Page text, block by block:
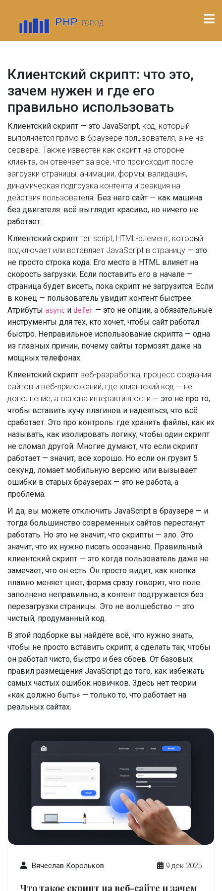
Клиентский скрипт: что это,
зачем нужен и где его
правильно использовать
Клиентский скрипт — это JavaScript, код, который
выполняется прямо в браузере пользователя, а не на
сервере . Также известен как скрипт на стороне
клиента, он отвечает за всё, что происходит после
загрузки страницы: анимации, формы, валидация,
динамическая подгрузка контента и реакция на
действия пользователя. Без него сайт — как машина
без двигателя: всё выглядит красиво, но ничего не
работает.
Клиентский скрипт тег script, HTML-элемент, который
подключает или вставляет JavaScript в страницу — это
не просто строка кода. Его место в HTML влияет на
скорость загрузки. Если поставить его в начале —
страница будет висеть, пока скрипт не загрузится. Если
в конец — пользователь увидит контент быстрее.
Атрибуты async и defer — это не опции, а обязательные
инструменты для тех, кто хочет, чтобы сайт работал
быстро. Неправильное использование скрипта — одна
из главных причин, почему сайты тормозят даже на
мощных телефонах.
Клиентский скрипт веб-разработка, процесс создания
сайтов и веб-приложений, где клиентский код — не
дополнение, а основа интерактивности — это не про то,
чтобы вставить кучу плагинов и надеяться, что всё
сработает. Это про контроль: где хранить файлы, как их
называть, как изолировать логику, чтобы один скрипт
не сломал другой. Многие думают, что если скрипт
работает — значит, всё хорошо. Но если он грузит 5
секунд, ломает мобильную версию или вызывает
ошибки в старых браузерах — это не работа, а
проблема.
И да, вы можете отключить JavaScript в браузере — и
тогда большинство современных сайтов перестанут
работать. Но это не значит, что скрипты — зло. Это
значит, что их нужно писать осознанно. Правильный
клиентский скрипт — это когда пользователь даже не
замечает, что он есть. Он просто видит, как кнопка
плавно меняет цвет, форма сразу говорит, что поле
заполнено неправильно, а контент подгружается без
перезагрузки страницы. Это не волшебство — это
чистый, продуманный код.
В этой подборке вы найдёте всё, что нужно знать,
чтобы не просто вставить скрипт, а сделать так, чтобы
он работал чисто, быстро и без сбоев. От базовых
правил размещения JavaScript до того, как избежать
самых частых ошибок новичков. Здесь нет теории
«как должно быть» — только то, что работает на
реальных сайтах.
Вячеслав Корольков 9 дек 2025
Что такое скрипт на веб-сайте и зачем